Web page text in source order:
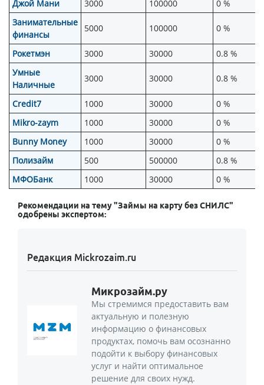
Джой Мани 3000 100000
0 %
Занимательные
финансы
5000 100000 0 %
Рокетмэн 3000 30000
0.8 %
Умные
Наличные
3000 30000 0.8 %
Credit7 1000 30000
0 %
Mikro-zaym
1000 30000
0 %
Bunny Money
1000 30000
0 %
Полизайм
500 500000
0.8 %
МФОБанк
1000 30000 0 %
Рекомендации на тему "Займы на карту без СНИЛС"
одобрены экспертом:
Редакция Mickrozaim.ru
Микрозайм.ру
Мы стремимся предоставить вам
актуальную и полезную
информацию о финансовых
продуктах, помочь вам осознанно
подойти к выбору финансовых
услуг и найти оптимальное
решение для своих нужд.